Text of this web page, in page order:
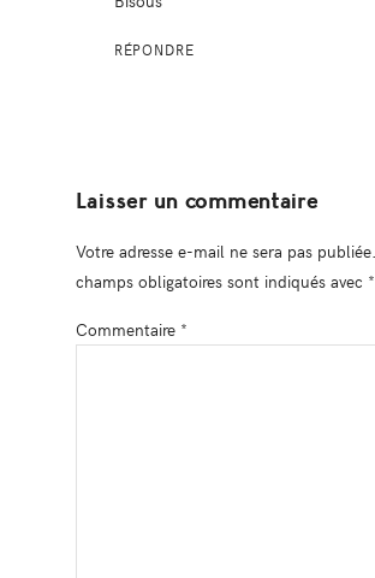
RÉPONDRE
Laisser un commentaire
Votre adresse e-mail ne sera pas publiée.
champs obligatoires sont indiqués avec *
Commentaire *